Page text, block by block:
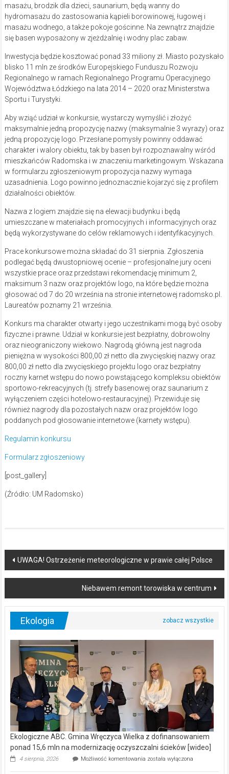
masażu, brodzik dla dzieci, saunarium, będą wanny do
hydromasażu do zastosowania kąpieli borowinowej, ługowej i
masażu wodnego, a także pokoje gościnne. Na zewnątrz znajdzie
się basen wyposażony w zjeżdżalnię i wodny plac zabaw.
Inwestycja będzie kosztować ponad 33 miliony zł. Miasto pozyskało
blisko 11 mln ze środków Europejskiego Funduszu Rozwoju
Regionalnego w ramach Regionalnego Programu Operacyjnego
Województwa Łódzkiego na lata 2014 – 2020 oraz Ministerstwa
Sportu i Turystyki.
Aby wziąć udział w konkursie, wystarczy wymyślić i złożyć
maksymalnie jedną propozycję nazwy (maksymalnie 3 wyrazy) oraz
jedną propozycję logo. Przesłane pomysły powinny oddawać
charakter i walory obiektu, tak by basen był rozpoznawalny wśród
mieszkańców Radomska i w znaczeniu marketingowym. Wskazana
w formularzu zgłoszeniowym propozycja nazwy wymaga
uzasadnienia. Logo powinno jednoznacznie kojarzyć się z profilem
działalności obiektów.
Nazwa z logiem znajdzie się na elewacji budynku i będą
umieszczane w materiałach promocyjnych i informacyjnych oraz
będą wykorzystywane do celów reklamowych i identyfikacyjnych.
Prace konkursowe można składać do 31 sierpnia. Zgłoszenia
podlegać będą dwustopniowej ocenie – profesjonalne jury oceni
wszystkie prace oraz przedstawi rekomendację minimum 2,
maksimum 3 nazw oraz projektów logo, na które będzie można
głosować od 7 do 20 września na stronie internetowej radomsko.pl.
Laureatów poznamy 21 września.
Konkurs ma charakter otwarty i jego uczestnikami mogą być osoby
fizyczne i prawne. Udział w konkursie jest bezpłatny, dobrowolny
oraz nieograniczony wiekowo. Nagrodą główną jest nagroda
pieniężna w wysokości 800,00 zł netto dla zwycięskiej nazwy oraz
800,00 zł netto dla zwycięskiego projektu logo oraz bezpłatny
roczny karnet wstępu do nowo powstającego kompleksu obiektów
sportowo-rekreacyjnych (tj. strefy basenowej oraz saunarium z
wyłączeniem części hotelowo-restauracyjnej). Przewiduje się
również nagrody dla pozostałych nazw oraz projektów logo
poddanych pod głosowanie internetowe (karnety wstępu).
Regulamin konkursu
Formularz zgłoszeniowy
[post_gallery]
(Źródło: UM Radomsko)
Post
navigation
UWAGA! Ostrzeżenie meteorologiczne w prawie całej Polsce
Niebawem remont torowiska w centrum
Ekologia
Ekologiczne ABC. Gmina Wręczyca Wielka z dofinansowaniem
ponad 15,6 mln na modernizację oczyszczalni ścieków [wideo]
4 sierpnia, 2026 Możliwość komentowania Ekologiczne
została wyłączona